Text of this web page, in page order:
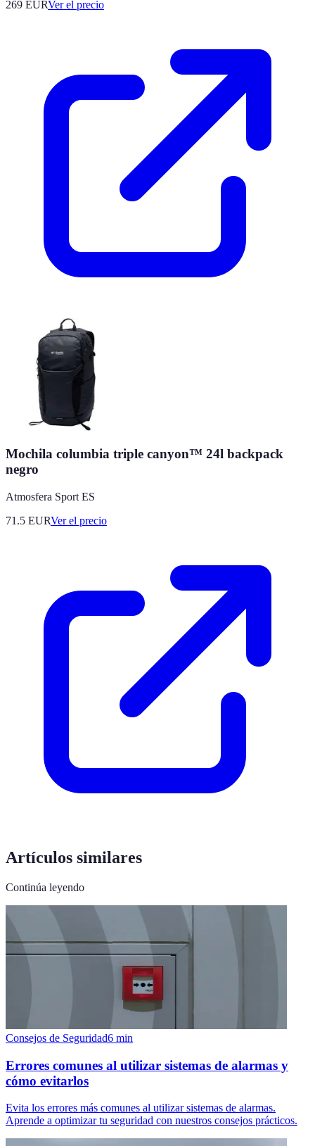
269 EURVer el precio
Mochila columbia triple canyon™ 24l backpack
negro
Atmosfera Sport ES
71.5 EURVer el precio
Artículos similares
Continúa leyendo
Consejos de Seguridad6 min
Errores comunes al utilizar sistemas de alarmas y
cómo evitarlos
Evita los errores más comunes al utilizar sistemas de alarmas.
Aprende a optimizar tu seguridad con nuestros consejos prácticos.